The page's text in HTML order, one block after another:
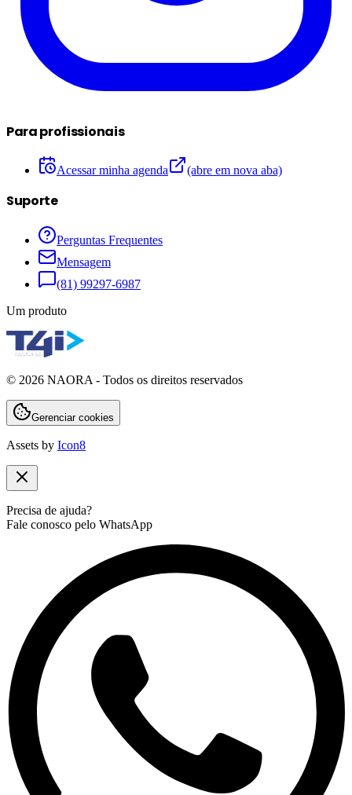
Para profissionais
Acessar minha agenda (abre em nova aba)
Suporte
Perguntas Frequentes
Mensagem
(81) 99297-6987
Um produto
© 2026 NAORA - Todos os direitos reservados
Gerenciar cookies
Assets by Icon8
Precisa de ajuda?
Fale conosco pelo WhatsApp